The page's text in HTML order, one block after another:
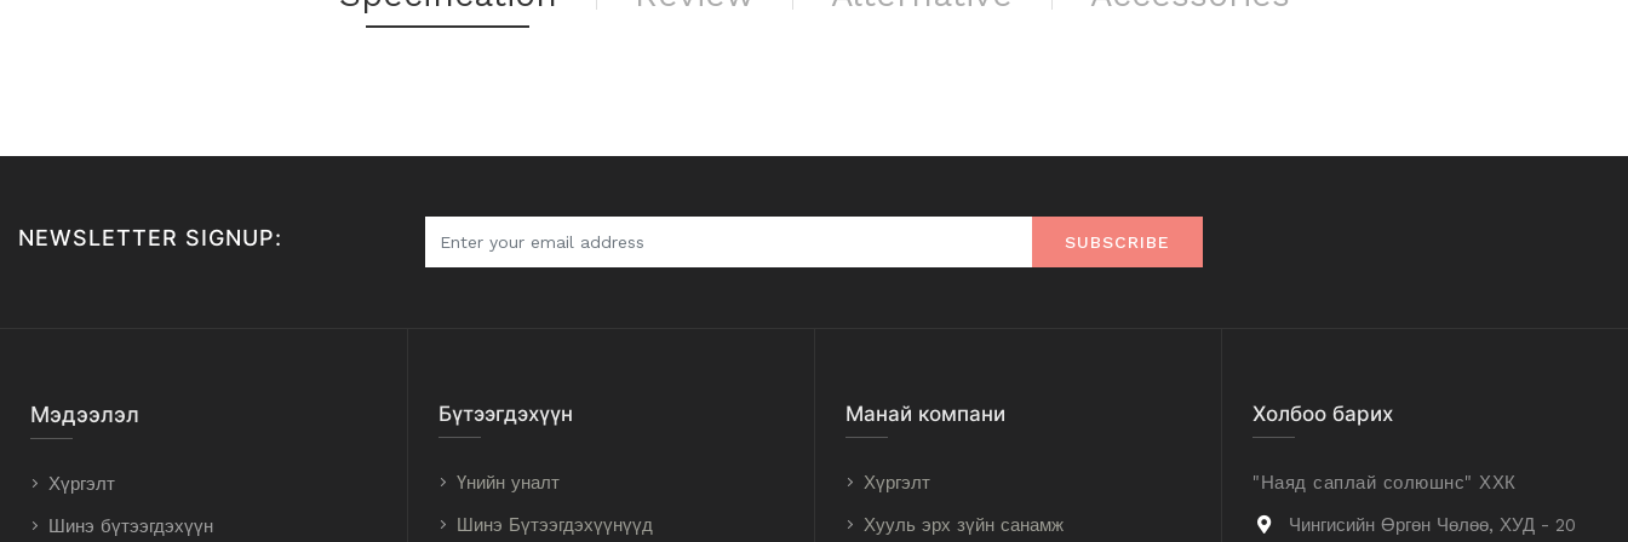
NEWSLETTER SIGNUP: SUBSCRIBE
Мэдээлэл
Хүргэлт
Шинэ бүтээгдэхүүн
Бүтээгдэхүүн
Үнийн уналт
Шинэ Бүтээгдэхүүнүүд
Манай компани
Хүргэлт
Хууль эрх зүйн санамж
Холбоо барих
"Наяд саплай солюшнс" ХХК
Чингисийн Өргөн Чөлөө, ХУД - 20